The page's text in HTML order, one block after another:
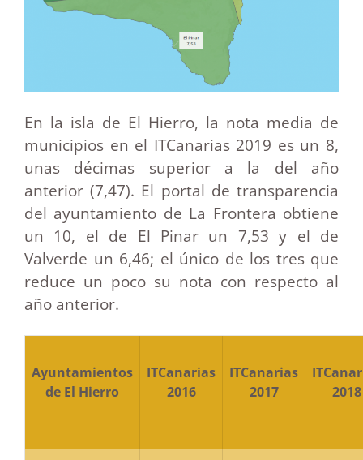
En la isla de El Hierro, la nota media de
municipios en el ITCanarias 2019 es un 8,
unas décimas superior a la del año
anterior (7,47). El portal de transparencia
del ayuntamiento de La Frontera obtiene
un 10, el de El Pinar un 7,53 y el de
Valverde un 6,46; el único de los tres que
reduce un poco su nota con respecto al
año anterior.
Ayuntamientos
de El Hierro
ITCanarias
2016
ITCanarias
2017
2018